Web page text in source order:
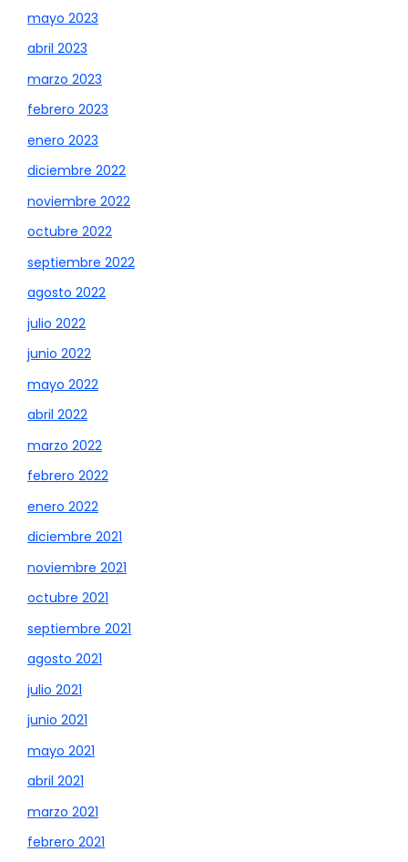
mayo 2023
abril 2023
marzo 2023
febrero 2023
enero 2023
diciembre 2022
noviembre 2022
octubre 2022
septiembre 2022
agosto 2022
julio 2022
junio 2022
mayo 2022
abril 2022
marzo 2022
febrero 2022
enero 2022
diciembre 2021
noviembre 2021
octubre 2021
septiembre 2021
agosto 2021
julio 2021
junio 2021
mayo 2021
abril 2021
marzo 2021
febrero 2021